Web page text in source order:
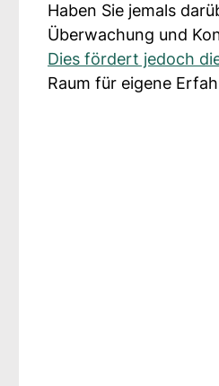
Haben Sie jemals
Überwachung und
Dies fördert jedoch
Raum für eigene